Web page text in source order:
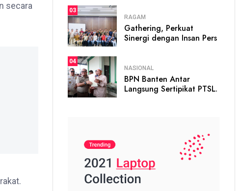
secara
03
RAGAM
Gathering, Perkuat
Sinergi dengan Insan Pers
04
NASIONAL
BPN Banten Antar
Langsung Sertipikat PTSL.